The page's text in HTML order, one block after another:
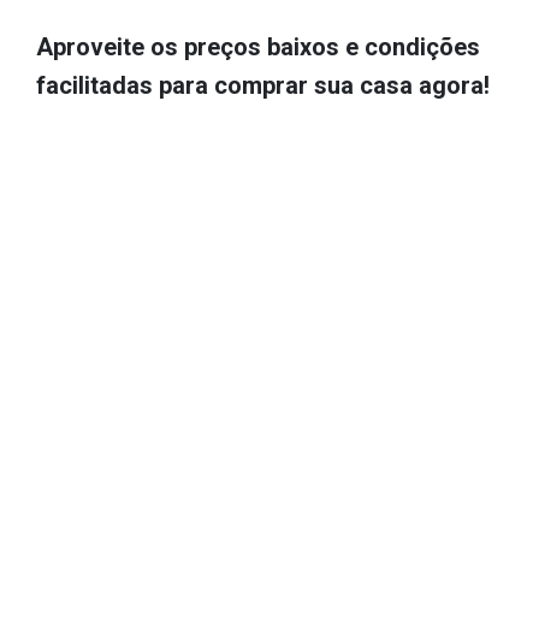
Aproveite os preços baixos e condições
facilitadas para comprar sua casa agora!